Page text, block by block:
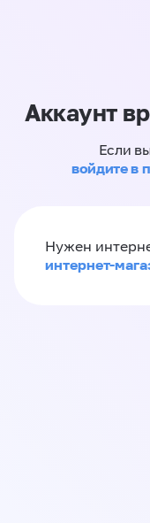
Аккаунт
Если
войдите в
Нужен
интернет-